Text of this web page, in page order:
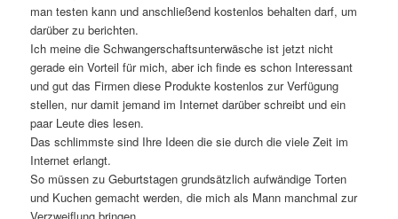
man testen kann und anschließend kostenlos behalten darf, um
darüber zu berichten.
Ich meine die Schwangerschaftsunterwäsche ist jetzt nicht
gerade ein Vorteil für mich, aber ich finde es schon Interessant
und gut das Firmen diese Produkte kostenlos zur Verfügung
stellen, nur damit jemand im Internet darüber schreibt und ein
paar Leute dies lesen.
Das schlimmste sind Ihre Ideen die sie durch die viele Zeit im
Internet erlangt.
So müssen zu Geburtstagen grundsätzlich aufwändige Torten
und Kuchen gemacht werden, die mich als Mann manchmal zur